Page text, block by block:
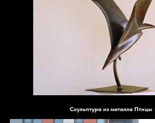
Скульптура из металла Птицы